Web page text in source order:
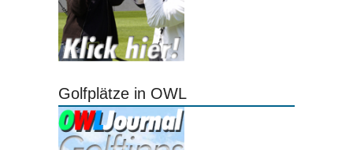
Golfplätze in OWL